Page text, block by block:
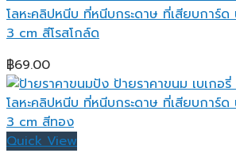
โลหะคลิปหนีบ ที่หนีบกระดาษ ที่เสียบการ์ด
3 cm สีโรสโกล์ด
฿69.00
Quick View